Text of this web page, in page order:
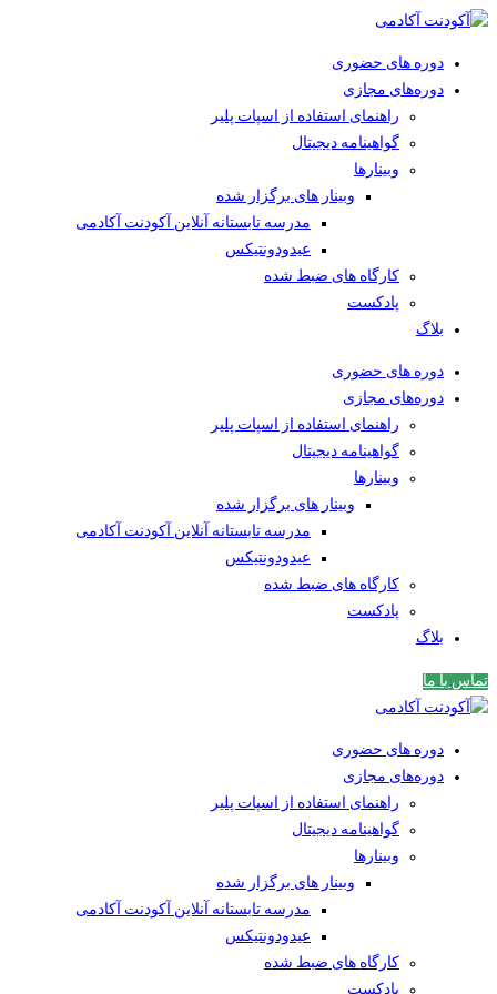
دوره های حضوری
دوره‌های مجازی
راهنمای استفاده از اسپات پلیر
گواهینامه دیجیتال
وبینار‌ها
وبینار های برگزار شده
مدرسه تابستانه آنلاین آکودنت آکادمی
عیدودونتیکس
کارگاه های ضبط شده
پادکست
بلاگ
دوره های حضوری
دوره‌های مجازی
راهنمای استفاده از اسپات پلیر
گواهینامه دیجیتال
وبینار‌ها
وبینار های برگزار شده
مدرسه تابستانه آنلاین آکودنت آکادمی
عیدودونتیکس
کارگاه های ضبط شده
پادکست
بلاگ
تماس با ما
دوره های حضوری
دوره‌های مجازی
راهنمای استفاده از اسپات پلیر
گواهینامه دیجیتال
وبینار‌ها
وبینار های برگزار شده
مدرسه تابستانه آنلاین آکودنت آکادمی
عیدودونتیکس
کارگاه های ضبط شده
پادکست